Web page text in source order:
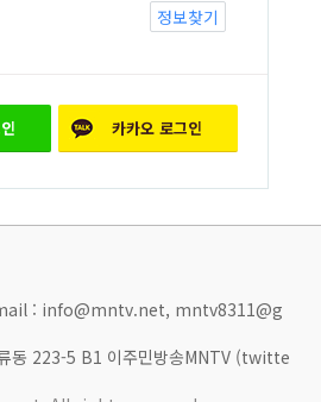
정보찾기
카카오 로그인
: info@mntv.net, mntv8311@g
동 223-5 B1 이주민방송MNTV (twitte